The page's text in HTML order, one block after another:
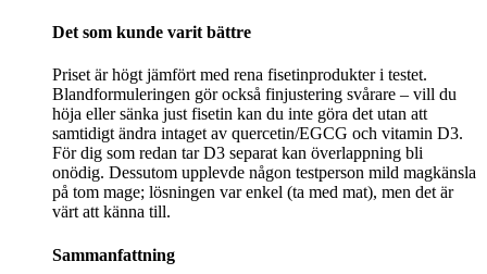
Det som kunde varit bättre
Priset är högt jämfört med rena fisetinprodukter i testet.
Blandformuleringen gör också finjustering svårare – vill du
höja eller sänka just fisetin kan du inte göra det utan att
samtidigt ändra intaget av quercetin/EGCG och vitamin D3.
För dig som redan tar D3 separat kan överlappning bli
onödig. Dessutom upplevde någon testperson mild magkänsla
på tom mage; lösningen var enkel (ta med mat), men det är
värt att känna till.
Sammanfattning